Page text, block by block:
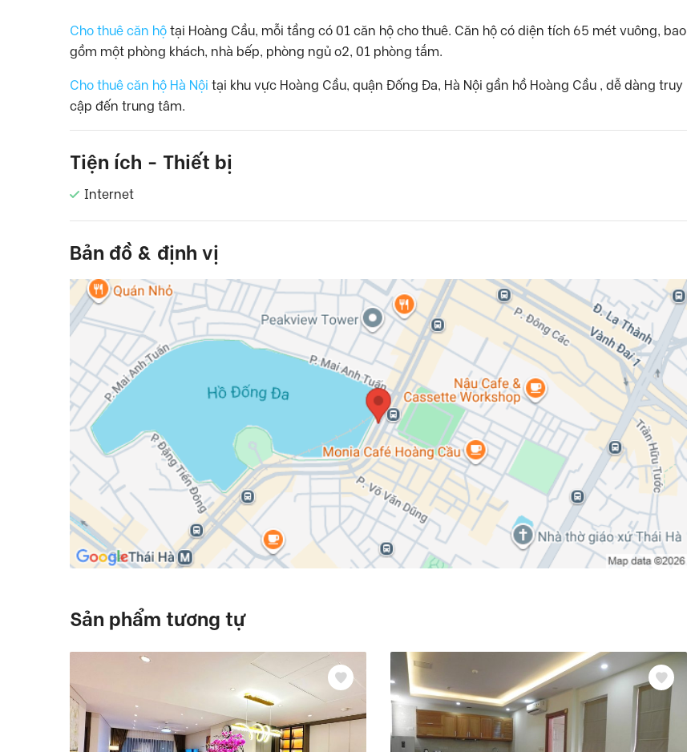
Cho thuê căn hộ tại Hoàng Cầu, mỗi tầng có 01 căn hộ cho thuê. Căn hộ có diện tích 65 mét vuông, bao
gồm một phòng khách, nhà bếp, phòng ngủ o2, 01 phòng tắm.
Cho thuê căn hộ Hà Nội tại khu vực Hoàng Cầu, quận Đống Đa, Hà Nội gần hồ Hoàng Cầu , dễ dàng truy
cập đến trung tâm.
Tiện ích - Thiết bị
Internet
Bản đồ & định vị
Sản phẩm tương tự